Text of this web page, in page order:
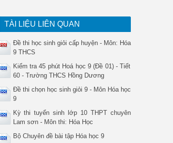
TÀI LIỆU LIÊN QUAN
Đề thi học sinh giỏi cấp huyện - Môn: Hóa
9 THCS
Kiểm tra 45 phút Hoá học 9 (Đề 01) - Tiết
60 - Trường THCS Hồng Dương
Đề thi chọn học sinh giỏi 9 - Môn Hóa học
9
Kỳ thi tuyển sinh lớp 10 THPT chuyên
Lam sơn - Môn thi: Hóa Học
Bộ Chuyên đề bài tập Hóa học 9